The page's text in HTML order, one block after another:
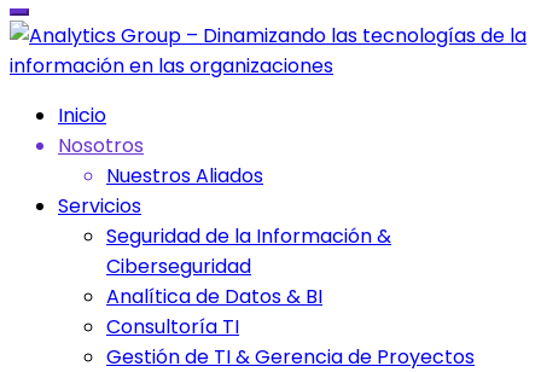
Inicio
Nosotros
Nuestros Aliados
Servicios
Seguridad de la Información &
Ciberseguridad
Analítica de Datos & BI
Consultoría TI
Gestión de TI & Gerencia de Proyectos